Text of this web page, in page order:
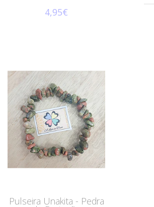
4,95€
Pulseira Unakita - Pedra